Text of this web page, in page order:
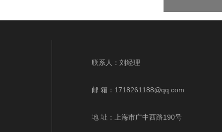
联系人：刘经理
邮 箱： 1718261188@qq.com
地 址：上海市广中西路190号